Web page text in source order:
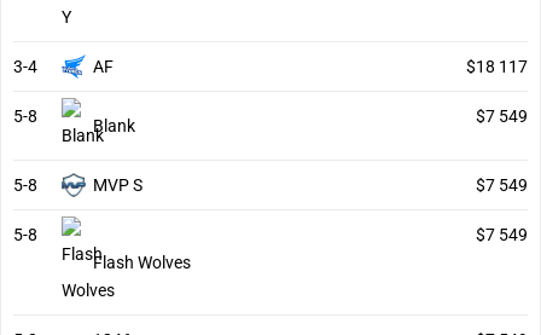
3-4 AF $18 117
5-8 Blank $7 549
5-8 MVP S $7 549
5-8
Flash Wolves
$7 549